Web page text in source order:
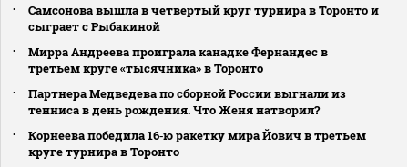
Самсонова вышла в четвертый круг турнира в Торонто и
сыграет с Рыбакиной
Мирра Андреева проиграла канадке Фернандес в
третьем круге «тысячника» в Торонто
Партнера Медведева по сборной России выгнали из
тенниса в день рождения. Что Женя натворил?
Корнеева победила 16‑ю ракетку мира Йович в третьем
круге турнира в Торонто